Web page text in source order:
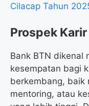
Cilacap Tahun
Prospek
Bank BTN dikenal
kesempatan bagi
berkembang, baik
mentoring, atau